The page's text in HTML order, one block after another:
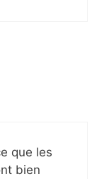
que les
bien